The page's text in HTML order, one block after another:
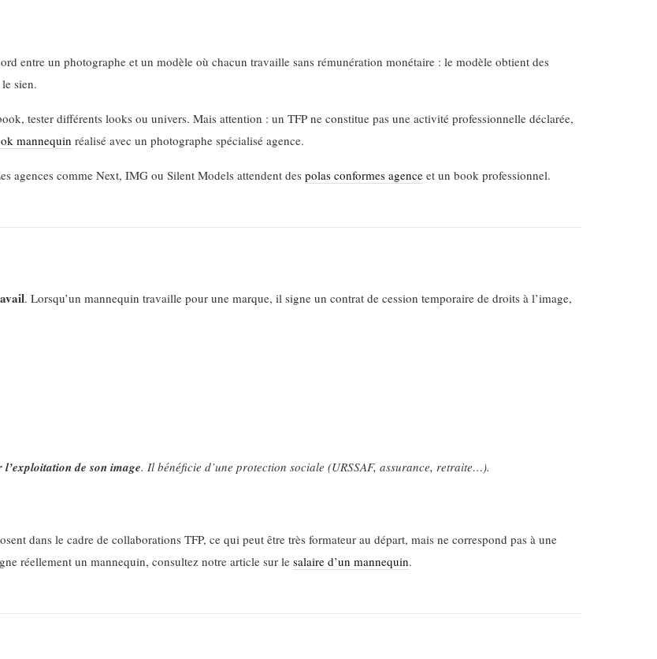
entre un photographe et un modèle où chacun travaille sans rémunération monétaire : le modèle obtient des
sien.
tester différents looks ou univers. Mais attention : un TFP ne constitue pas une activité professionnelle déclarée,
mannequin réalisé avec un photographe spécialisé agence.
agences comme Next, IMG ou Silent Models attendent despolas conformes agence et un book professionnel.
. Lorsqu’un mannequin travaille pour une marque, il signe un contrat de cession temporaire de droits à l’image,
de son image. Il bénéficie d’une protection sociale (URSSAF, assurance, retraite…).
dans le cadre de collaborations TFP, ce qui peut être très formateur au départ, mais ne correspond pas à une
réellement un mannequin, consultez notre article sur le salaire d’un mannequin.